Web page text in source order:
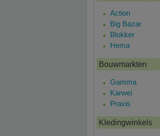
Action
Big Bazar
Blokker
Hema
Bouwmarkten
Gamma
Karwei
Praxis
Kledingwinkels